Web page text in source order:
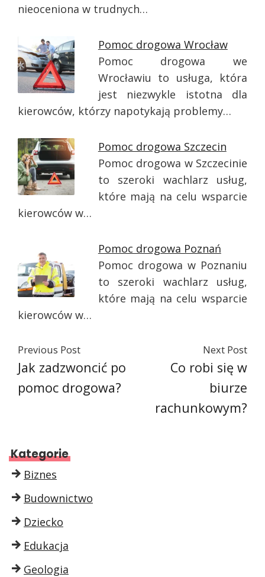
nieoceniona w trudnych…
Pomoc drogowa Wrocław
Pomoc drogowa we
Wrocławiu to usługa, która
jest niezwykle istotna dla
kierowców, którzy napotykają problemy…
Pomoc drogowa Szczecin
Pomoc drogowa w Szczecinie
to szeroki wachlarz usług,
które mają na celu wsparcie
kierowców w…
Pomoc drogowa Poznań
Pomoc drogowa w Poznaniu
to szeroki wachlarz usług,
które mają na celu wsparcie
kierowców w…
Previous Post
Jak zadzwoncić po
pomoc drogowa?
Next Post
Co robi się w
biurze
rachunkowym?
Kategorie
Biznes
Budownictwo
Dziecko
Edukacja
Geologia